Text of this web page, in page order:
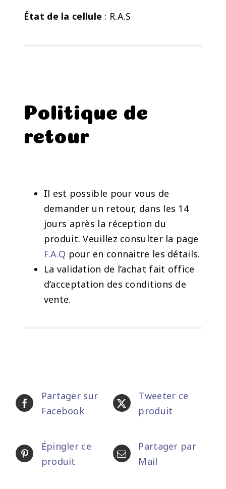
État de la cellule : R.A.S
Politique de
retour
Il est possible pour vous de
demander un retour, dans les 14
jours après la réception du
produit. Veuillez consulter la page
F.A.Q pour en connaitre les détails.
La validation de l’achat fait office
d’acceptation des conditions de
vente.
Partager sur
Facebook
Tweeter ce
produit
Épingler ce
produit
Partager par
Mail